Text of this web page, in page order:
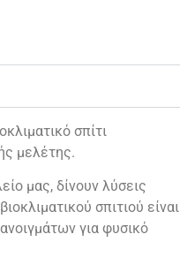
σπίτι
μελέτης.
μας, δίνουν λύσεις
σπιτιού είναι
για φυσικό